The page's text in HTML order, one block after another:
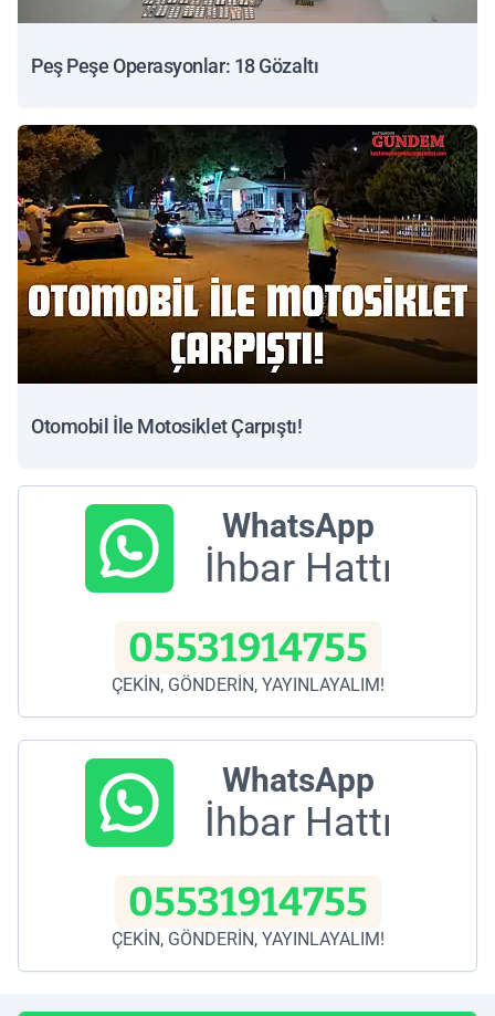
Peş Peşe Operasyonlar: 18 Gözaltı
Otomobil İle Motosiklet Çarpıştı!
WhatsApp
İhbar Hattı
05531914755
ÇEKİN, GÖNDERİN, YAYINLAYALIM!
WhatsApp
İhbar Hattı
05531914755
ÇEKİN, GÖNDERİN, YAYINLAYALIM!